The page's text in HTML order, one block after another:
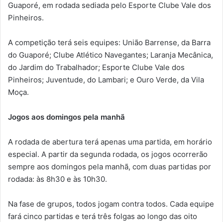
Guaporé, em rodada sediada pelo Esporte Clube Vale dos
Pinheiros.
A competição terá seis equipes: União Barrense, da Barra
do Guaporé; Clube Atlético Navegantes; Laranja Mecânica,
do Jardim do Trabalhador; Esporte Clube Vale dos
Pinheiros; Juventude, do Lambari; e Ouro Verde, da Vila
Moça.
Jogos aos domingos pela manhã
A rodada de abertura terá apenas uma partida, em horário
especial. A partir da segunda rodada, os jogos ocorrerão
sempre aos domingos pela manhã, com duas partidas por
rodada: às 8h30 e às 10h30.
Na fase de grupos, todos jogam contra todos. Cada equipe
fará cinco partidas e terá três folgas ao longo das oito